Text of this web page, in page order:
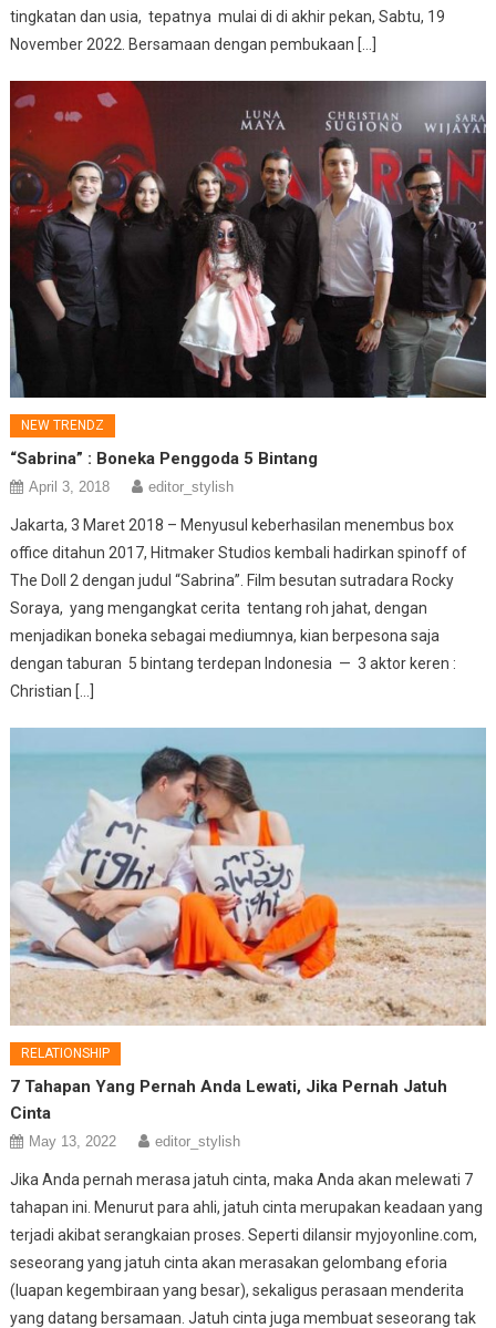
tingkatan dan usia, tepatnya mulai di di akhir pekan, Sabtu, 19
November 2022. Bersamaan dengan pembukaan […]
NEW TRENDZ
“Sabrina” : Boneka Penggoda 5 Bintang
April 3, 2018 editor_stylish
Jakarta, 3 Maret 2018 – Menyusul keberhasilan menembus box
office ditahun 2017, Hitmaker Studios kembali hadirkan spinoff of
The Doll 2 dengan judul “Sabrina”. Film besutan sutradara Rocky
Soraya, yang mengangkat cerita tentang roh jahat, dengan
menjadikan boneka sebagai mediumnya, kian berpesona saja
dengan taburan 5 bintang terdepan Indonesia — 3 aktor keren :
Christian […]
RELATIONSHIP
7 Tahapan Yang Pernah Anda Lewati, Jika Pernah Jatuh
Cinta
May 13, 2022 editor_stylish
Jika Anda pernah merasa jatuh cinta, maka Anda akan melewati 7
tahapan ini. Menurut para ahli, jatuh cinta merupakan keadaan yang
terjadi akibat serangkaian proses. Seperti dilansir myjoyonline.com,
seseorang yang jatuh cinta akan merasakan gelombang eforia
(luapan kegembiraan yang besar), sekaligus perasaan menderita
yang datang bersamaan. Jatuh cinta juga membuat seseorang tak